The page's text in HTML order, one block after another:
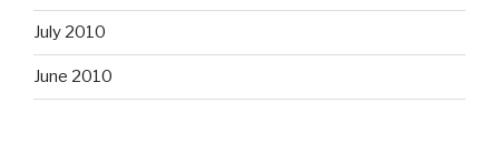
July 2010
June 2010